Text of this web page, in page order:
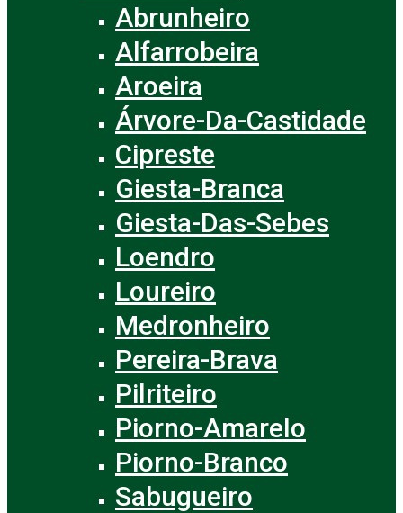
Abrunheiro
Alfarrobeira
Aroeira
Árvore-Da-Castidade
Cipreste
Giesta-Branca
Giesta-Das-Sebes
Loendro
Loureiro
Medronheiro
Pereira-Brava
Pilriteiro
Piorno-Amarelo
Piorno-Branco
Sabugueiro